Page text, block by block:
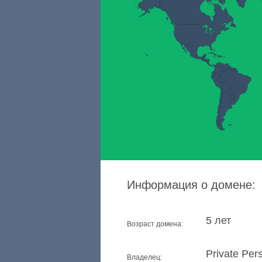
Информация о домене:
Возраст домена: 5 лет
Владелец: Private